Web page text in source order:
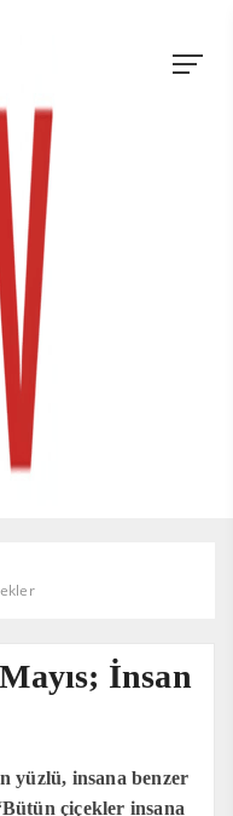
İnsan
yüzlü, insana benzer
çiçekler insana